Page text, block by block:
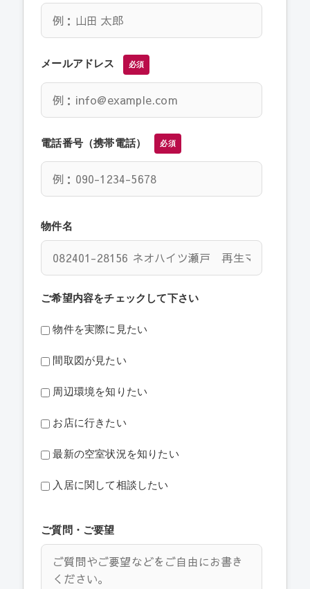
メールアドレス 必須
電話番号（携帯電話） 必須
物件名
ご希望内容をチェックして下さい
物件を実際に見たい
間取図が見たい
周辺環境を知りたい
お店に行きたい
最新の空室状況を知りたい
入居に関して相談したい
ご質問・ご要望